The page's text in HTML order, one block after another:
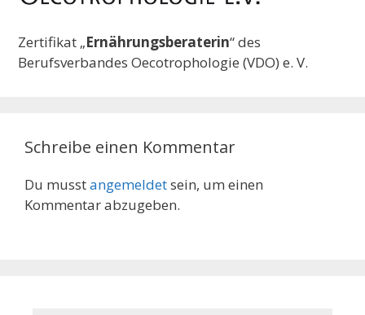
Zertifikat „Ernährungsberaterin“ des
Berufsverbandes Oecotrophologie (VDO) e. V.
Schreibe einen Kommentar
Du musstangemeldetsein, um einen
Kommentar abzugeben.